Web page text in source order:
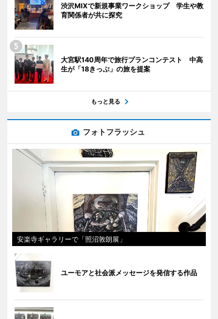
渋沢MIXで新規事業ワークショップ 学生や教
育関係者が共に探究
大宮駅140周年で旅行プランコンテスト 中高
生が「18きっぷ」の旅を提案
もっと見る
フォトフラッシュ
安楽寺ギャラリーで「照沼敦朗展」
ユーモアと社会派メッセージを発信する作品